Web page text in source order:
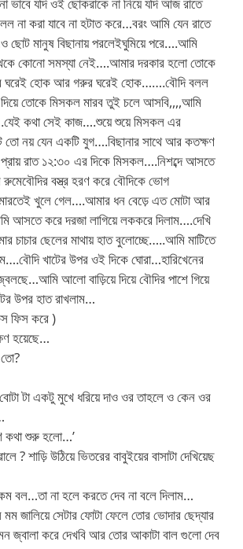
না করা যাবে না হটাত করে…বরং আমি যেন রাতে
ছোট মানুষ বিছানায় পরলেইঘুমিয়ে পরে….আমি
কোনো সমস্যা নেই….আমার দরকার হলো তোকে
ঘরেই হোক আর গরুর ঘরেই হোক…….বৌদি বলল
তোকে মিসকল মারব তুই চলে আসবি,,,,আমি
কথা সেই কাজ….শুয়ে শুয়ে মিসকল এর
নয় যেন একটি যুগ….বিছানার সাথে আর কতক্ষণ
রাত ১২:৩০ এর দিকে মিসকল….নিশব্দে আসতে
বস্ত্র হরণ করে বৌদিকে ভোগ
খুলে গেল….আমার ধন বেড়ে এত মোটা আর
আসতে করে দরজা লাগিয়ে লককরে দিলাম….দেখি
চাচার ছেলের মাথায় হাত বুলোচ্ছে…..আমি মাটিতে
খাটের উপর ওই দিকে ঘোরা…হারিখেনের
আলো বাড়িয়ে দিয়ে বৌদির পাশে গিয়ে
উপর হাত রাখলাম…
ফিস করে )
হয়েছে…
টা একটু মুখে ধরিয়ে দাও ওর তাহলে ও কেন ওর
কথা শুরু হলো…’
? শাড়ি উঠিয়ে ভিতরের বাবুইয়ের বাসাটা দেখিয়েছ
বল…তা না হলে করতে দেব না বলে দিলাম…
জালিয়ে সেটার ফোটা ফেলে তোর ভোদার ছেদ্যার
জ্বালা করে দেখবি আর তোর আকাটা বাল গুলো দেব